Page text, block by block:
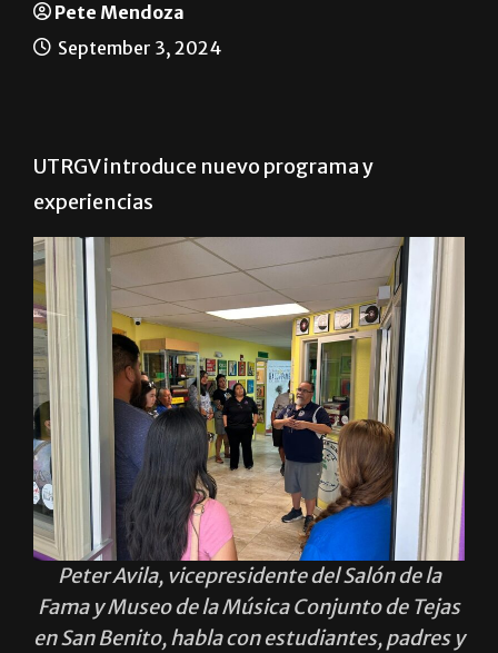
Pete Mendoza
September 3, 2024
UTRGV introduce nuevo programa y
experiencias
Peter Avila, vicepresidente del Salón de la
Fama y Museo de la Música Conjunto de Tejas
en San Benito, habla con estudiantes, padres y